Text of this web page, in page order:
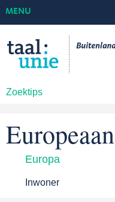
Zoektips
MENU
Europeaan
Europa
Inwoner